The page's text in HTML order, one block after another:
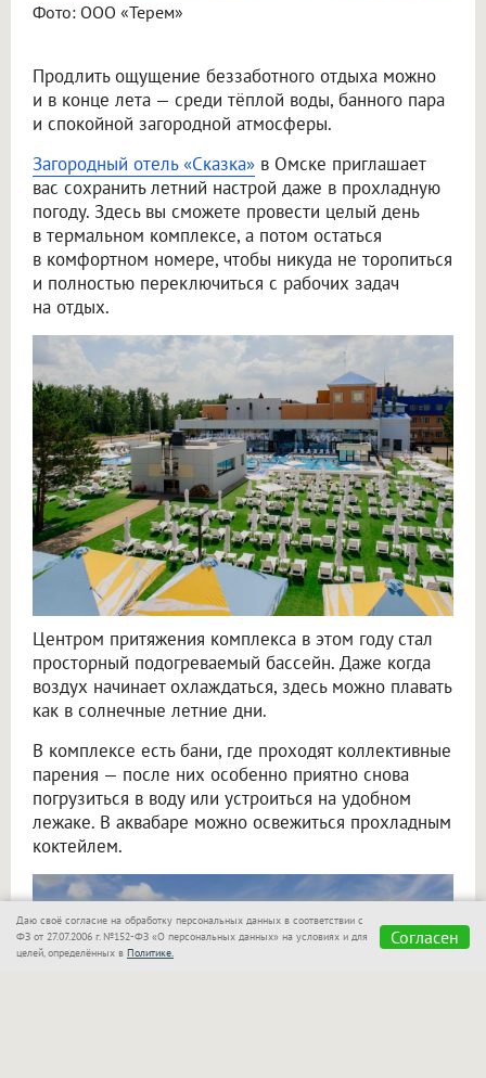
Фото: ООО «Терем»
Продлить ощущение беззаботного отдыха можно
и в конце лета — среди тёплой воды, банного пара
и спокойной загородной атмосферы.
Загородный отель «Сказка» в Омске приглашает
вас сохранить летний настрой даже в прохладную
погоду. Здесь вы сможете провести целый день
в термальном комплексе, а потом остаться
в комфортном номере, чтобы никуда не торопиться
и полностью переключиться с рабочих задач
на отдых.
Центром притяжения комплекса в этом году стал
просторный подогреваемый бассейн. Даже когда
воздух начинает охлаждаться, здесь можно плавать
как в солнечные летние дни.
В комплексе есть бани, где проходят коллективные
парения — после них особенно приятно снова
погрузиться в воду или устроиться на удобном
лежаке. В аквабаре можно освежиться прохладным
коктейлем.
Даю своё согласие на обработку персональных данных в соответствии с
ФЗ от 27.07.2006 г. №152-ФЗ «О персональных данных» на условиях и для
целей, определённых в Политике.
Согласен